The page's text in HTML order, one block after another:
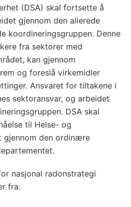
(DSA) skal fortsette å
gjennom den allerede
koordineringsgruppen. Denne
fra sektorer med
kan gjennom
og foreslå virkemidler
Ansvaret for tiltakene i
sektoransvar, og arbeidet
DSA skal
til Helse- og
gjennom den ordinære
nasjonal radonstrategi
fra: